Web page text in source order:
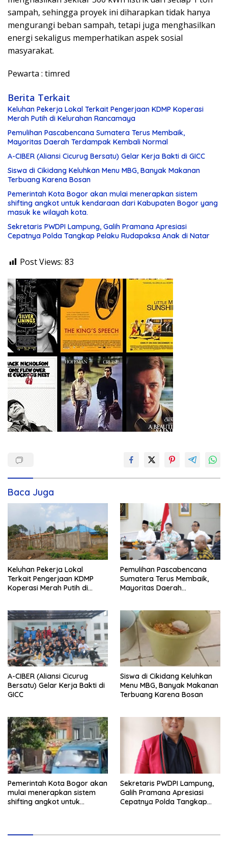
sampah, sehingga proyek ini diharapkan tidak hanya
mengurangi beban sampah, tetapi juga menghasilkan
energi sekaligus memperhatikan aspek sosial
masyarakat.
Pewarta : timred
Berita Terkait
Keluhan Pekerja Lokal Terkait Pengerjaan KDMP Koperasi
Merah Putih di Kelurahan Rancamaya
Pemulihan Pascabencana Sumatera Terus Membaik,
Mayoritas Daerah Terdampak Kembali Normal
A-CIBER (Aliansi Cicurug Bersatu) Gelar Kerja Bakti di GICC
Siswa di Cikidang Keluhkan Menu MBG, Banyak Makanan
Terbuang Karena Bosan
Pemerintah Kota Bogor akan mulai menerapkan sistem
shifting angkot untuk kendaraan dari Kabupaten Bogor yang
masuk ke wilayah kota.
Sekretaris PWDPI Lampung, Galih Pramana Apresiasi
Cepatnya Polda Tangkap Pelaku Rudapaksa Anak di Natar
Post Views: 83
Baca Juga
Keluhan Pekerja Lokal
Terkait Pengerjaan KDMP
Koperasi Merah Putih di
Pemulihan Pascabencana
Sumatera Terus Membaik,
Mayoritas Daerah
A-CIBER (Aliansi Cicurug
Bersatu) Gelar Kerja Bakti di
GICC
Siswa di Cikidang Keluhkan
Menu MBG, Banyak Makanan
Terbuang Karena Bosan
Pemerintah Kota Bogor akan
mulai menerapkan sistem
shifting angkot untuk
Sekretaris PWDPI Lampung,
Galih Pramana Apresiasi
Cepatnya Polda Tangkap